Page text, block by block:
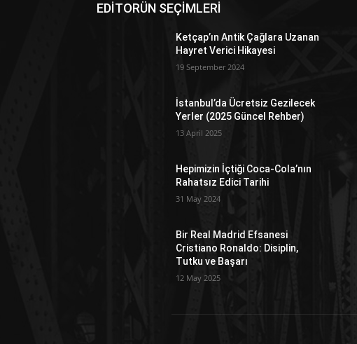
EDİTORÜN SEÇİMLERİ
Ketçap’ın Antik Çağlara Uzanan
Hayret Verici Hikayesi
19 September 2024
İstanbul’da Ücretsiz Gezilecek
Yerler (2025 Güncel Rehber)
13 April 2025
Hepimizin İçtiği Coca-Cola’nın
Rahatsız Edici Tarihi
31 May 2024
Bir Real Madrid Efsanesi
Cristiano Ronaldo: Disiplin,
Tutku ve Başarı
12 May 2025